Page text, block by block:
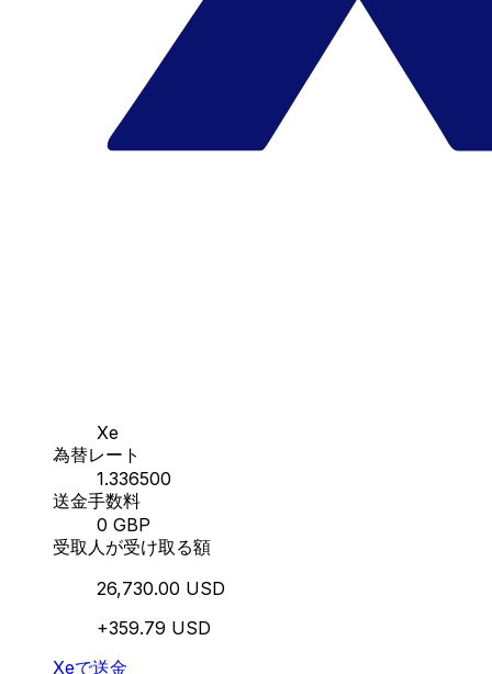
Xe
為替レート
1.336500
送金手数料
0 GBP
受取人が受け取る額
26,730.00 USD
+359.79 USD
Xeで送金